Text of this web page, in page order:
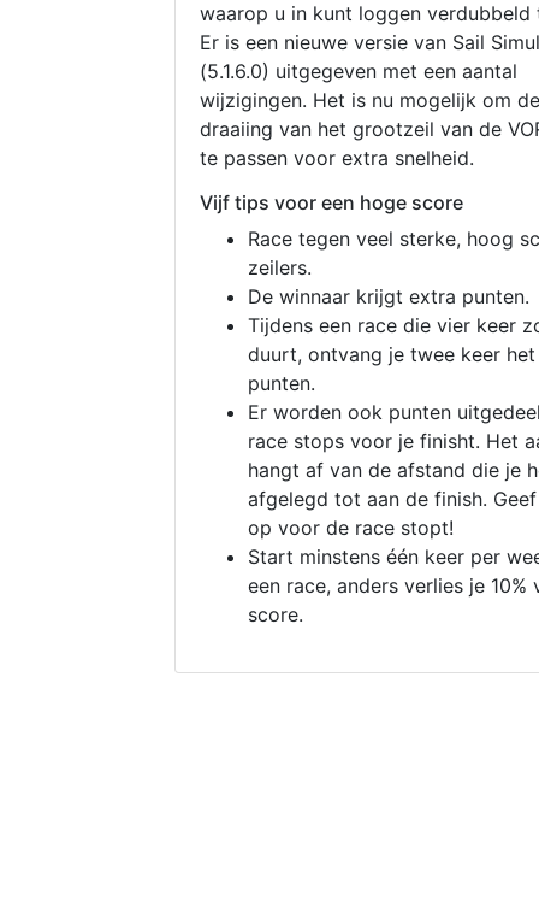
waarop u in kunt loggen verdubbeld
Er is een nieuwe versie van Sail
(5.1.6.0) uitgegeven met een aantal
wijzigingen. Het is nu mogelijk om de
draaiing van het grootzeil van de
te passen voor extra snelheid.
Vijf tips voor een hoge score
Race tegen veel sterke, hoog
zeilers.
De winnaar krijgt extra punten.
Tijdens een race die vier keer
duurt, ontvang je twee keer
punten.
Er worden ook punten
race stops voor je finisht. Het
hangt af van de afstand die je
afgelegd tot aan de finish.
op voor de race stopt!
Start minstens één keer per
een race, anders verlies je 10%
score.